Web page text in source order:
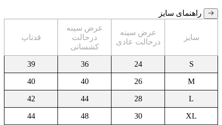
راهنمای سایز
سایز
عرض سینه
درحالت عادی
عرض سینه
درحالت
کشسانی
قدتاپ
S
24
36
39
M
26
40
40
L
28
44
42
XL
30
48
44